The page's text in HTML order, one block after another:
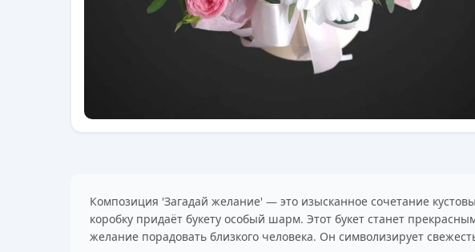
Композиция 'Загадай желание' — это изысканное сочетание
коробку придаёт букету особый шарм. Этот букет станет
желание порадовать близкого человека. Он символизирует